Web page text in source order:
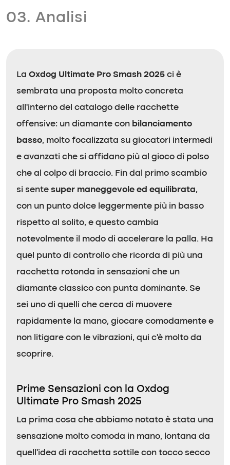
03. Analisi
La Oxdog Ultimate Pro Smash 2025 ci è
sembrata una proposta molto concreta
all’interno del catalogo delle racchette
offensive: un diamante con bilanciamento
basso, molto focalizzata su giocatori intermedi
e avanzati che si affidano più al gioco di polso
che al colpo di braccio. Fin dal primo scambio
si sente super maneggevole ed equilibrata,
con un punto dolce leggermente più in basso
rispetto al solito, e questo cambia
notevolmente il modo di accelerare la palla. Ha
quel punto di controllo che ricorda di più una
racchetta rotonda in sensazioni che un
diamante classico con punta dominante. Se
sei uno di quelli che cerca di muovere
rapidamente la mano, giocare comodamente e
non litigare con le vibrazioni, qui c’è molto da
scoprire.
Prime Sensazioni con la Oxdog
Ultimate Pro Smash 2025
La prima cosa che abbiamo notato è stata una
sensazione molto comoda in mano, lontana da
quell’idea di racchetta sottile con tocco secco